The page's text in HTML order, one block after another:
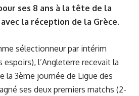
ses 8 ans à la tête de la
la réception de la Grèce.
sélectionneur par intérim
espoirs), l’Angleterre recevait la
la 3ème journée de Ligue des
ses deux premiers matchs (2-